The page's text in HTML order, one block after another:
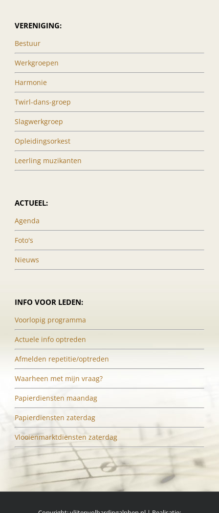
VERENIGING:
Bestuur
Werkgroepen
Harmonie
Twirl-dans-groep
Slagwerkgroep
Opleidingsorkest
Leerling muzikanten
ACTUEEL:
Agenda
Foto's
Nieuws
INFO VOOR LEDEN:
Voorlopig programma
Actuele info optreden
Afmelden repetitie/optreden
Waarheen met mijn vraag?
Papierdiensten maandag
Papierdiensten zaterdag
Vlooienmarktdiensten zaterdag